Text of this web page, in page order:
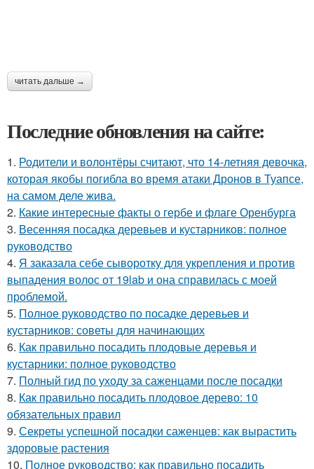
читать дальше →
Последние обновления на сайте:
1. Родители и волонтёры считают, что 14-летняя девочка,
которая якобы погибла во время атаки Дронов в Туапсе,
на самом деле жива.
2. Какие интересные факты о гербе и флаге Оренбурга
3. Весенняя посадка деревьев и кустарников: полное
руководство
4. Я заказала себе сыворотку для укрепления и против
выпадения волос от 19lab и она справилась с моей
проблемой.
5. Полное руководство по посадке деревьев и
кустарников: советы для начинающих
6. Как правильно посадить плодовые деревья и
кустарники: полное руководство
7. Полный гид по уходу за саженцами после посадки
8. Как правильно посадить плодовое дерево: 10
обязательных правил
9. Секреты успешной посадки саженцев: как вырастить
здоровые растения
10. Полное руководство: как правильно посадить